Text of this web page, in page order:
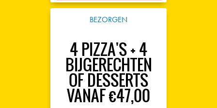
BEZORGEN
4 PIZZA'S + 4
BIJGERECHTEN
OF DESSERTS
VANAF €47,00